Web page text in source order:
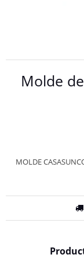
Molde
MOLDE